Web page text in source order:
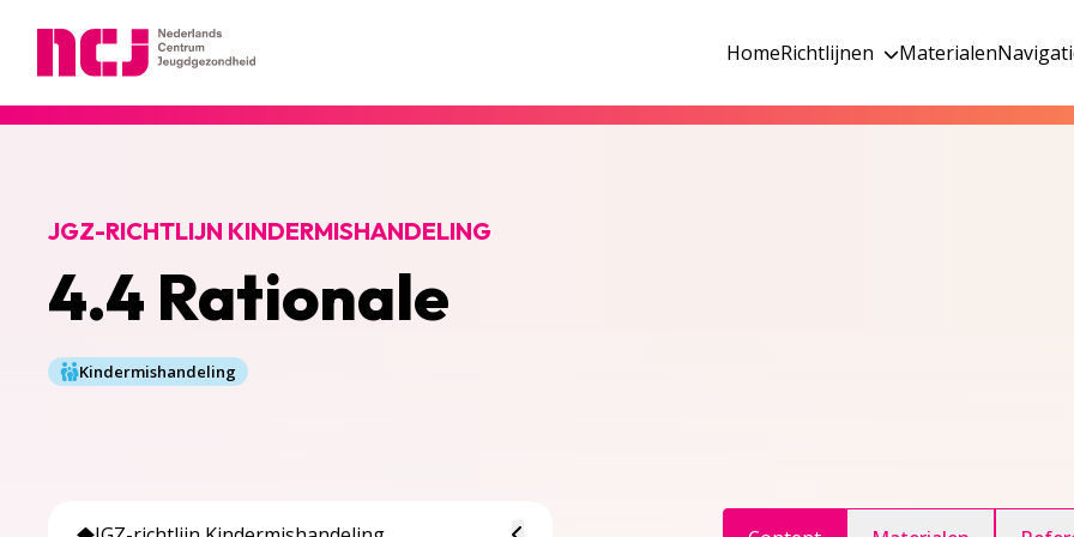
HomeRichtlijnen Materialen
4.4 Rationale
JGZ-RICHTLIJN KINDERMISHANDELING
Kindermishandeling